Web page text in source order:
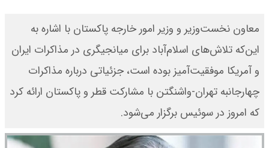
معاون نخست‌وزیر و وزیر امور خارجه پاکستان با اشاره به
این‌که تلاش‌های اسلام‌آباد برای میانجیگری در مذاکرات ایران
و آمریکا موفقیت‌آمیز بوده است، جزئیاتی درباره مذاکرات
چهارجانبه تهران-واشنگتن با مشارکت قطر و پاکستان ارائه کرد
که امروز در سوئیس برگزار می‌شود.